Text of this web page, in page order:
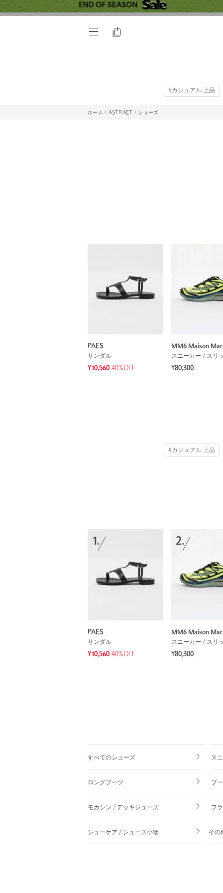
#カジュアル 上品
ホーム ASTRAET シューズ
PAES
サンダル
¥10,560 40%OFF
MM6 Maison
スニーカー / スリ
¥80,300
#カジュアル 上品
1.
PAES
サンダル
¥10,560 40%OFF
2.
MM6 Maison
スニーカー / スリ
¥80,300
すべてのシューズ ス
ロングブーツ ブ
モカシン / デッキシューズ フ
シューケア / シューズ小物 その